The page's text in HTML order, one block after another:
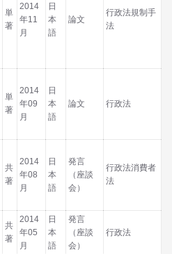
単
著
2014
年11
月
日
本
語
論文
行政法規制手
法
単
著
2014
年09
月
日
本
語
論文 行政法
共
著
2014
年08
月
日
本
語
発言
（座談
会）
行政法消費者
法
共
著
2014
年05
月
日
本
語
発言
（座談
会）
行政法